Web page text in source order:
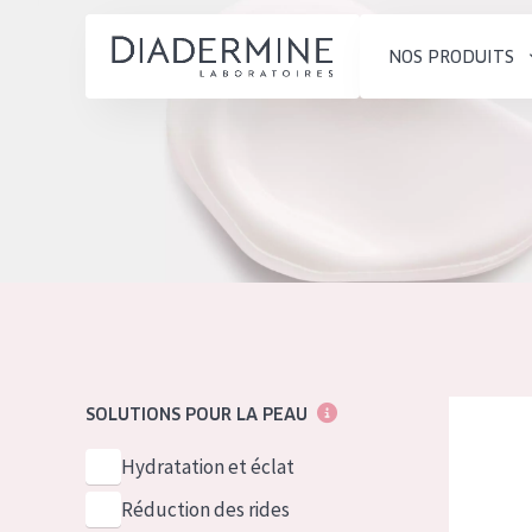
NOS PRODUITS
Hydratation et éclat
Réduction des rides
Peau ménopausée
Crème de Nuit
SOLUTIONS POUR LA PEAU
Hydratation et éclat
Réduction des rides